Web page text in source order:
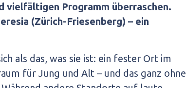
vielfältigen Programm überraschen.
(Zürich-Friesenberg) – ein
als das, was sie ist: ein fester Ort im
für Jung und Alt – und das ganz ohne